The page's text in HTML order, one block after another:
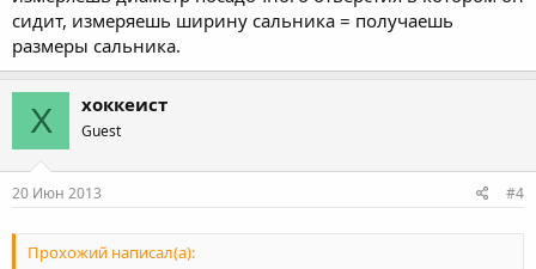
сидит, измеряешь ширину сальника = получаешь
размеры сальника.
Х хоккеист
Guest
20 Июн 2013 #4
Прохожий написал(а):